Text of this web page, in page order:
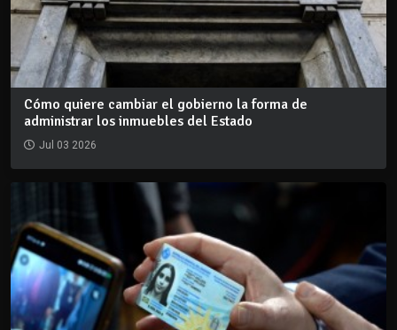
Cómo quiere cambiar el gobierno la forma de
administrar los inmuebles del Estado
Jul 03 2026